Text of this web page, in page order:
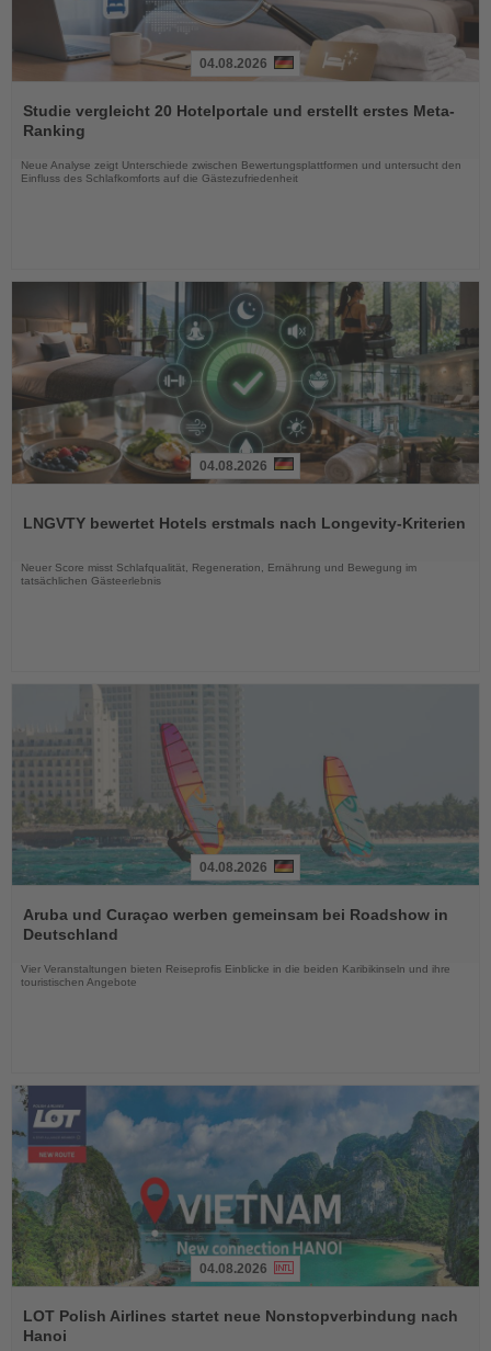
Sie
die
Nachrichten
04.08.2026
Studie vergleicht 20 Hotelportale und erstellt erstes Meta-
Ranking
Neue Analyse zeigt Unterschiede zwischen Bewertungsplattformen und untersucht den
Einfluss des Schlafkomforts auf die Gästezufriedenheit
die
04.08.2026
LNGVTY bewertet Hotels erstmals nach Longevity-Kriterien
Neuer Score misst Schlafqualität, Regeneration, Ernährung und Bewegung im
tatsächlichen Gästeerlebnis
Sie
die
04.08.2026
Aruba und Curaçao werben gemeinsam bei Roadshow in
Deutschland
Vier Veranstaltungen bieten Reiseprofis Einblicke in die beiden Karibikinseln und ihre
touristischen Angebote
Sie
die
04.08.2026
LOT Polish Airlines startet neue Nonstopverbindung nach
Hanoi